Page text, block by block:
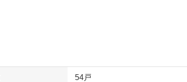
54戸